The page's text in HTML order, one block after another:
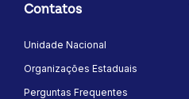
Contatos
Unidade Nacional
Organizações Estaduais
Perguntas Frequentes